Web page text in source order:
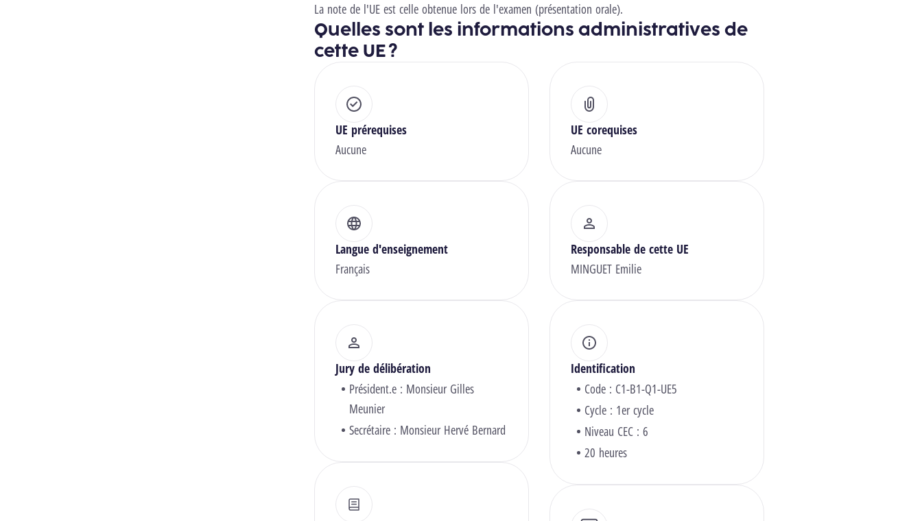
La note de l'UE est celle obtenue lors de l'examen (présentation orale).
Quelles sont les informations administratives de
cette UE ?
UE prérequises
Aucune
UE corequises
Aucune
Langue d'enseignement
Français
Responsable de cette UE
MINGUET Emilie
Jury de délibération
Président.e : Monsieur Gilles
Meunier
Secrétaire : Monsieur Hervé Bernard
Identification
Code : C1-B1-Q1-UE5
Cycle : 1er cycle
Niveau CEC : 6
20 heures